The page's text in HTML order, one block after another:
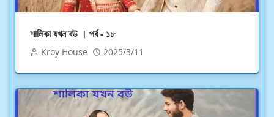
শালিকা যখন বউ । পর্ব - ১৮
Kroy House 2025/3/11